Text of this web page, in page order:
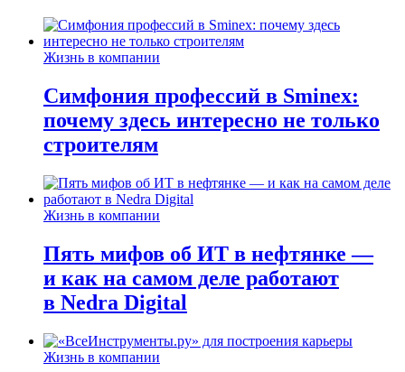
Жизнь в компании
Симфония профессий в Sminex:
почему здесь интересно не только
строителям
Жизнь в компании
Пять мифов об ИТ в нефтянке —
и как на самом деле работают
в Nedra Digital
Жизнь в компании